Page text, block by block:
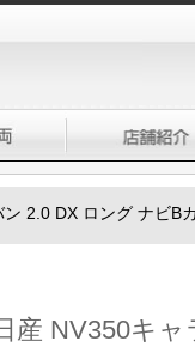
2.0 DX ロング ナビB
産 NV350キ